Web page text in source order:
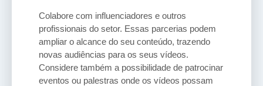
Colabore com influenciadores e outros
profissionais do setor. Essas parcerias podem
ampliar o alcance do seu conteúdo, trazendo
novas audiências para os seus vídeos.
Considere também a possibilidade de patrocinar
eventos ou palestras onde os vídeos possam